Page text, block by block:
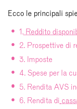
Ecco le principali
1. Reddito
2. Prospettive di
3. Imposte
4. Spese per la
5. Rendita AVS
6. Rendita di